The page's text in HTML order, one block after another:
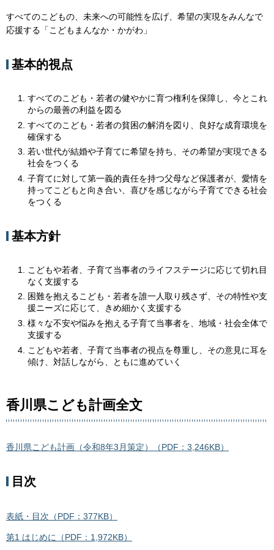
すべてのこどもの、未来への可能性を広げ、希望の実現をみんなで
応援する「こどもまんなか・かがわ」
基本的視点
すべてのこども・若者の健やかに育つ権利を保障し、今とこれ
からの最善の利益を図る
すべてのこども・若者の貧困の解消を図り、良好な成育環境を
確保する
若い世代が結婚や子育てに希望を持ち、その希望が実現できる
社会をつくる
子育てに対して第一義的責任を持つ父母など保護者が、愛情を
持ってこどもと向き合い、喜びを感じながら子育てできる社会
をつくる
基本方針
こどもや若者、子育て当事者のライフステージに応じて切れ目
なく支援する
困難を抱えるこども・若者を誰一人取り残さず、その特性や支
援ニーズに応じて、きめ細かく支援する
様々な不安や悩みを抱える子育て当事者を、地域・社会全体で
支援する
こどもや若者、子育て当事者の視点を尊重し、その意見に耳を
傾け、対話しながら、ともに進めていく
香川県こども計画全文
香川県こども計画（令和8年3月策定）（PDF：3,246KB）
目次
表紙・目次（PDF：377KB）
第1 はじめに（PDF：1,972KB）